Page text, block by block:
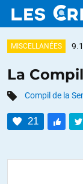
LES
MISCELLANÉES
La
Compil de la
21